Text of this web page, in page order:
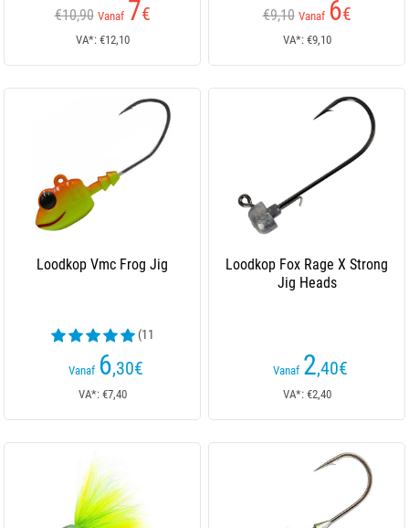
€10,90 Vanaf 7€
VA*: €12,10
€9,10 Vanaf 6€
VA*: €9,10
Loodkop Vmc Frog Jig
(11
beoordelingen)
Vanaf 6,30€
VA*: €7,40
Loodkop Fox Rage X Strong
Jig Heads
Vanaf 2,40€
VA*: €2,40